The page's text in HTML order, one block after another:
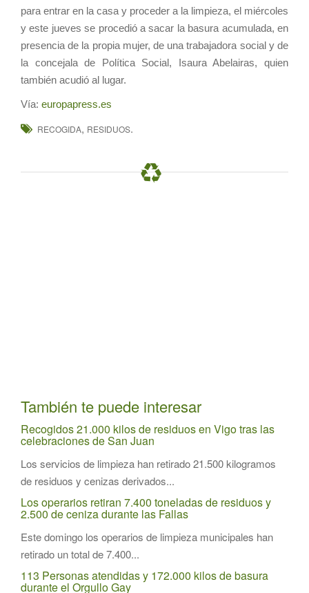
para entrar en la casa y proceder a la limpieza, el miércoles
y este jueves se procedió a sacar la basura acumulada, en
presencia de la propia mujer, de una trabajadora social y de
la concejala de Política Social, Isaura Abelairas, quien
también acudió al lugar.
Vía: europapress.es
RECOGIDA, RESIDUOS.
También te puede interesar
Recogidos 21.000 kilos de residuos en Vigo tras las
celebraciones de San Juan
Los servicios de limpieza han retirado 21.500 kilogramos
de residuos y cenizas derivados...
Los operarios retiran 7.400 toneladas de residuos y
2.500 de ceniza durante las Fallas
Este domingo los operarios de limpieza municipales han
retirado un total de 7.400...
113 Personas atendidas y 172.000 kilos de basura
durante el Orgullo Gay